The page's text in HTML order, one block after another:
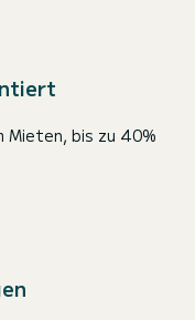
Mieten, bis zu 40%